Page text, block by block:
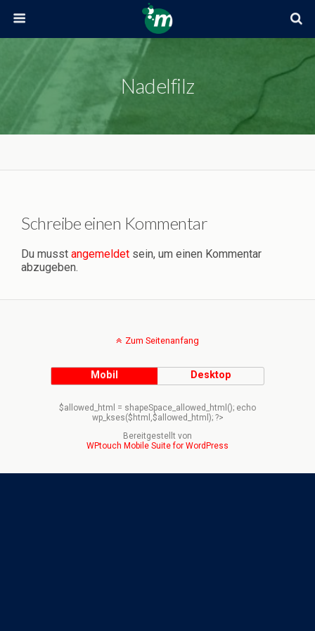
Nadelfilz
Schreibe einen Kommentar
Du musst angemeldet sein, um einen Kommentar
abzugeben.
Zum Seitenanfang
Mobil Desktop
$allowed_html = shapeSpace_allowed_html(); echo
wp_kses($html,$allowed_html); ?>
Bereitgestellt von
WPtouch Mobile Suite for WordPress